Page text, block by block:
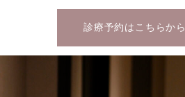
診療予約はこちらから